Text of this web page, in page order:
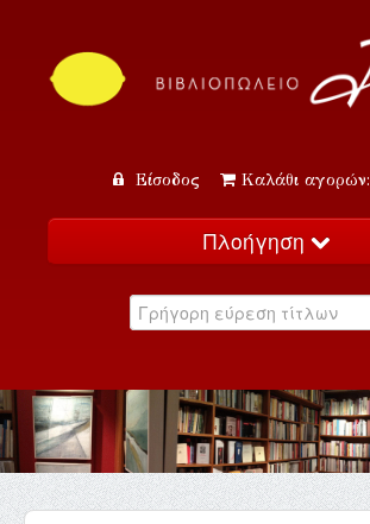
Είσοδος Καλάθι αγορών:
Πλοήγηση
Κατάλογος
Εκδηλώσεις
Επικοινωνία